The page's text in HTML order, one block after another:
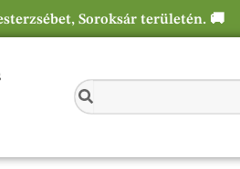
Soroksár területén. 🚚